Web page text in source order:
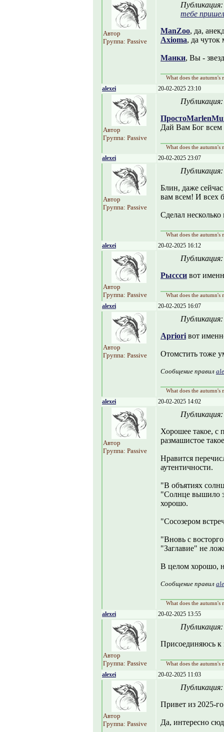
Автор
Группа: Passive
тебе пришел
ManZoo, да,
Axioma, да чуток
Манки, Вы -
What does the autumn's
alexei 20-02-2025 23:10
Автор
Группа: Passive
ПростоMarlen
Дай Вам Бог всем
What does the autumn's
alexei 20-02-2025 23:07
Автор
Группа: Passive
Блин, даже
вам всем! И всех
Сделал
What does the autumn's
alexei 20-02-2025 16:12
Автор
Группа: Passive
Рыссси вот
What does the autumn's
alexei 20-02-2025 16:07
Автор
Группа: Passive
Apriori вот
Отомстить тоже
Сообщение правил
What does the autumn's
alexei 20-02-2025 14:02
Автор
Группа: Passive
Хорошее такое, с
размашистое
Нравится
аутентичности.
"В объятиях
"Солнце вышило
хорошо.
"Сосозером
"Вновь с
"Заглавие" не
В целом хорошо,
Сообщение правил
What does the autumn's
alexei 20-02-2025 13:55
Автор
Группа: Passive
Присоединяюсь к
What does the autumn's
alexei 20-02-2025 11:03
Автор
Группа: Passive
Привет из 2025-
Да, интересно